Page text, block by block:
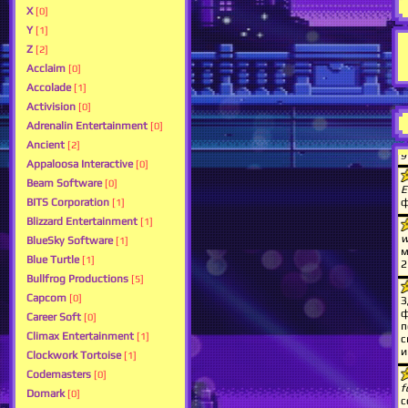
X [0]
Y [1]
Z [2]
Acclaim [0]
Accolade [1]
Activision [0]
Adrenalin Entertainment [0]
Ancient [2]
Appaloosa Interactive [0]
Beam Software [0]
BITS Corporation [1]
Blizzard Entertainment [1]
BlueSky Software [1]
Blue Turtle [1]
Bullfrog Productions [5]
Capcom [0]
Career Soft [0]
Climax Entertainment [1]
Clockwork Tortoise [1]
Codemasters [0]
Domark [0]